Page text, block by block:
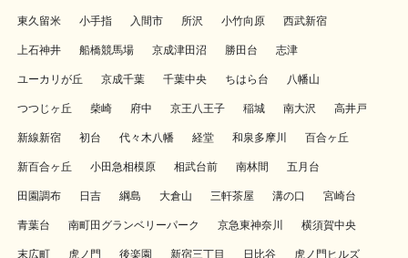
東久留米 小手指 入間市 所沢 小竹向原 西武新宿
上石神井 船橋競馬場 京成津田沼 勝田台 志津
ユーカリが丘 京成千葉 千葉中央 ちはら台 八幡山
つつじヶ丘 柴崎 府中 京王八王子 稲城 南大沢 高井戸
新線新宿 初台 代々木八幡 経堂 和泉多摩川 百合ヶ丘
新百合ヶ丘 小田急相模原 相武台前 南林間 五月台
田園調布 日吉 綱島 大倉山 三軒茶屋 溝の口 宮崎台
青葉台 南町田グランベリーパーク 京急東神奈川 横須賀中央
末広町 虎ノ門 後楽園 新宿三丁目 日比谷 虎ノ門ヒルズ